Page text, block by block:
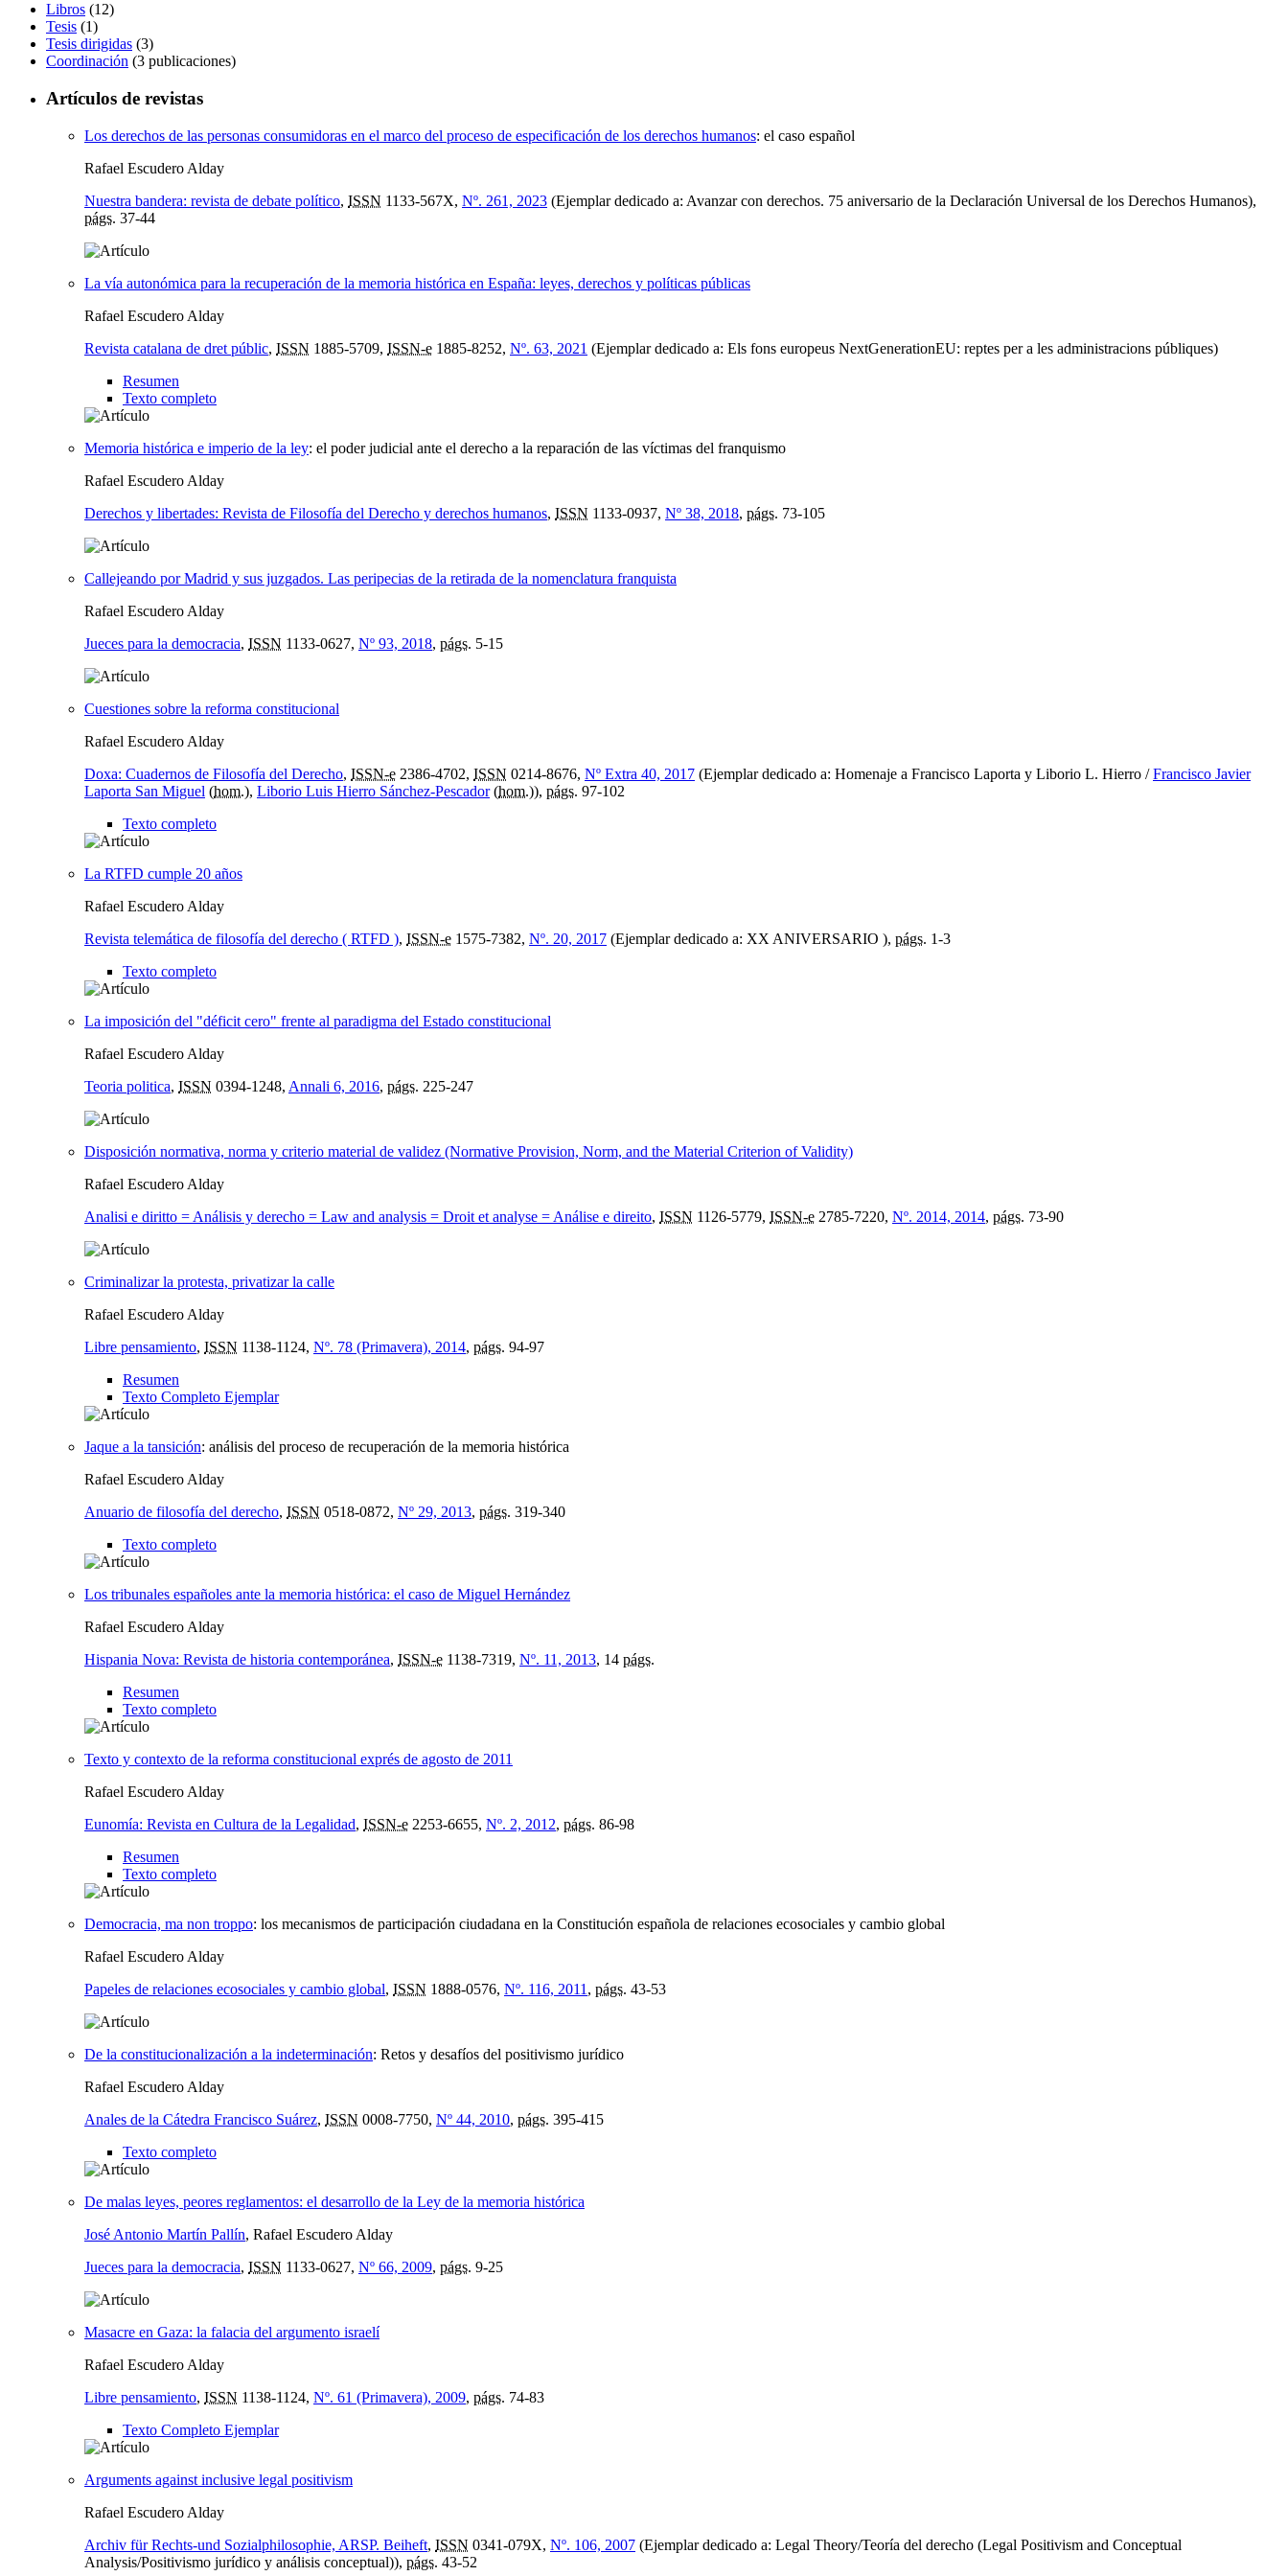
Libros (12)
Tesis (1)
Tesis dirigidas (3)
Coordinación (3 publicaciones)
Artículos de revistas
Los derechos de las personas consumidoras en el marco del proceso de especificación de los derechos humanos: el caso español
Rafael Escudero Alday
Nuestra bandera: revista de debate político, ISSN 1133-567X, Nº. 261, 2023 (Ejemplar dedicado a: Avanzar con derechos. 75 aniversario de la Declaración Universal de los Derechos Humanos),
págs. 37-44
La vía autonómica para la recuperación de la memoria histórica en España: leyes, derechos y políticas públicas
Rafael Escudero Alday
Revista catalana de dret públic, ISSN 1885-5709, ISSN-e 1885-8252, Nº. 63, 2021 (Ejemplar dedicado a: Els fons europeus NextGenerationEU: reptes per a les administracions públiques)
Resumen
Texto completo
Memoria histórica e imperio de la ley: el poder judicial ante el derecho a la reparación de las víctimas del franquismo
Rafael Escudero Alday
Derechos y libertades: Revista de Filosofía del Derecho y derechos humanos, ISSN 1133-0937, Nº 38, 2018, págs. 73-105
Callejeando por Madrid y sus juzgados. Las peripecias de la retirada de la nomenclatura franquista
Rafael Escudero Alday
Jueces para la democracia, ISSN 1133-0627, Nº 93, 2018, págs. 5-15
Cuestiones sobre la reforma constitucional
Rafael Escudero Alday
Doxa: Cuadernos de Filosofía del Derecho, ISSN-e 2386-4702, ISSN 0214-8676, Nº Extra 40, 2017 (Ejemplar dedicado a: Homenaje a Francisco Laporta y Liborio L. Hierro /Francisco Javier
Laporta San Miguel (hom.), Liborio Luis Hierro Sánchez-Pescador(hom.)), págs. 97-102
Texto completo
La RTFD cumple 20 años
Rafael Escudero Alday
Revista telemática de filosofía del derecho ( RTFD ), ISSN-e 1575-7382, Nº. 20, 2017 (Ejemplar dedicado a: XX ANIVERSARIO ), págs. 1-3
Texto completo
La imposición del "déficit cero" frente al paradigma del Estado constitucional
Rafael Escudero Alday
Teoria politica, ISSN 0394-1248, Annali 6, 2016, págs. 225-247
Disposición normativa, norma y criterio material de validez (Normative Provision, Norm, and the Material Criterion of Validity)
Rafael Escudero Alday
Analisi e diritto = Análisis y derecho = Law and analysis = Droit et analyse = Análise e direito, ISSN 1126-5779, ISSN-e 2785-7220, Nº. 2014, 2014, págs. 73-90
Criminalizar la protesta, privatizar la calle
Rafael Escudero Alday
Libre pensamiento, ISSN 1138-1124, Nº. 78 (Primavera), 2014, págs. 94-97
Resumen
Texto Completo Ejemplar
Jaque a la tansición: análisis del proceso de recuperación de la memoria histórica
Rafael Escudero Alday
Anuario de filosofía del derecho, ISSN 0518-0872, Nº 29, 2013, págs. 319-340
Texto completo
Los tribunales españoles ante la memoria histórica: el caso de Miguel Hernández
Rafael Escudero Alday
Hispania Nova: Revista de historia contemporánea, ISSN-e 1138-7319, Nº. 11, 2013, 14 págs.
Resumen
Texto completo
Texto y contexto de la reforma constitucional exprés de agosto de 2011
Rafael Escudero Alday
Eunomía: Revista en Cultura de la Legalidad, ISSN-e 2253-6655, Nº. 2, 2012, págs. 86-98
Resumen
Texto completo
Democracia, ma non troppo: los mecanismos de participación ciudadana en la Constitución española de relaciones ecosociales y cambio global
Rafael Escudero Alday
Papeles de relaciones ecosociales y cambio global, ISSN 1888-0576, Nº. 116, 2011 , págs. 43-53
De la constitucionalización a la indeterminación: Retos y desafíos del positivismo jurídico
Rafael Escudero Alday
Anales de la Cátedra Francisco Suárez, ISSN 0008-7750, Nº 44, 2010, págs. 395-415
Texto completo
De malas leyes, peores reglamentos: el desarrollo de la Ley de la memoria histórica
José Antonio Martín Pallín, Rafael Escudero Alday
Jueces para la democracia, ISSN 1133-0627, Nº 66, 2009, págs. 9-25
Masacre en Gaza: la falacia del argumento israelí
Rafael Escudero Alday
Libre pensamiento, ISSN 1138-1124, Nº. 61 (Primavera), 2009, págs. 74-83
Texto Completo Ejemplar
Arguments against inclusive legal positivism
Rafael Escudero Alday
Archiv für Rechts-und Sozialphilosophie, ARSP. Beiheft, ISSN 0341-079X, Nº. 106, 2007 (Ejemplar dedicado a: Legal Theory/Teoría del derecho (Legal Positivism and Conceptual
Analysis/Positivismo jurídico y análisis conceptual)), págs. 43-52